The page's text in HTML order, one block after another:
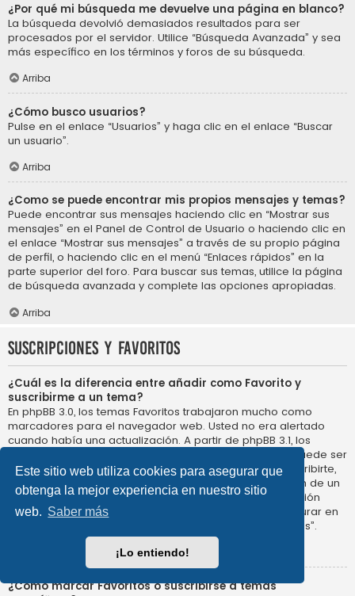
Este sitio web utiliza cookies para asegurar que
obtenga la mejor experiencia en nuestro sitio
web. Saber más
¡Lo entiendo!
¿Por qué mi búsqueda me devuelve una página en blanco?
La búsqueda devolvió demasiados resultados para ser
procesados por el servidor. Utilice “Búsqueda Avanzada” y sea
más específico en los términos y foros de su búsqueda.
Arriba
¿Cómo busco usuarios?
Pulse en el enlace “Usuarios” y haga clic en el enlace “Buscar
un usuario”.
Arriba
¿Como se puede encontrar mis propios mensajes y temas?
Puede encontrar sus mensajes haciendo clic en “Mostrar sus
mensajes” en el Panel de Control de Usuario o haciendo clic en
el enlace “Mostrar sus mensajes” a través de su propio página
de perfil, o haciendo clic en el menú “Enlaces rápidos” en la
parte superior del foro. Para buscar sus temas, utilice la página
de búsqueda avanzada y complete las opciones apropiadas.
Arriba
Suscripciones y Favoritos
¿Cuál es la diferencia entre añadir como Favorito y
suscribirme a un tema?
En phpBB 3.0, los temas Favoritos trabajaron mucho como
marcadores para el navegador web. Usted no era alertado
cuando había una actualización. A partir de phpBB 3.1, los
Favoritos son más como suscribirse a un tema. Usted puede ser
notificado cuando un tema Favorito se actualiza. Al suscribirte,
sin embargo, se le avisará de que hay una actualización de un
tema, o foro en el propio foro. Las opciones de notificación
para los Favoritos y las suscripciones se pueden configurar en
el Panel de Control de Usuario, en “Preferencias de Foros”.
¿Cómo marcar Favoritos o suscribirse a temas